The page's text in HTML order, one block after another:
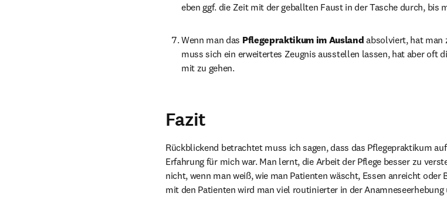
eben ggf. die Zeit mit der geballten Faust in der Tasche durch, bis
Wenn man das Pflegepraktikum im Ausland absolviert, hat man
muss sich ein erweitertes Zeugnis ausstellen lassen, hat aber oft
mit zu gehen.
Fazit
Rückblickend betrachtet muss ich sagen, dass das Pflegepraktikum
Erfahrung für mich war. Man lernt, die Arbeit der Pflege besser zu
nicht, wenn man weiß, wie man Patienten wäscht, Essen anreicht oder
mit den Patienten wird man viel routinierter in der